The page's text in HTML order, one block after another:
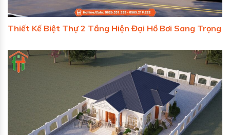
Thiết Kế Biệt Thự 2 Tầng Hiện Đại Hồ Bơi Sang Trọng